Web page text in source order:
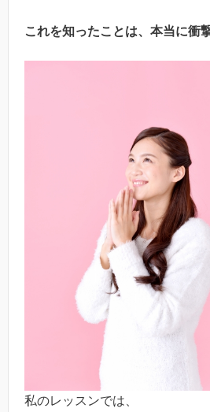
これを知ったことは、本当に衝
私のレッスンでは、